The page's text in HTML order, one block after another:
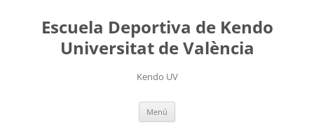
contenidoEscuela Deportiva de Kendo
Universitat de València
Kendo UV
Menú